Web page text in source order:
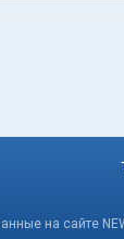
на сайте